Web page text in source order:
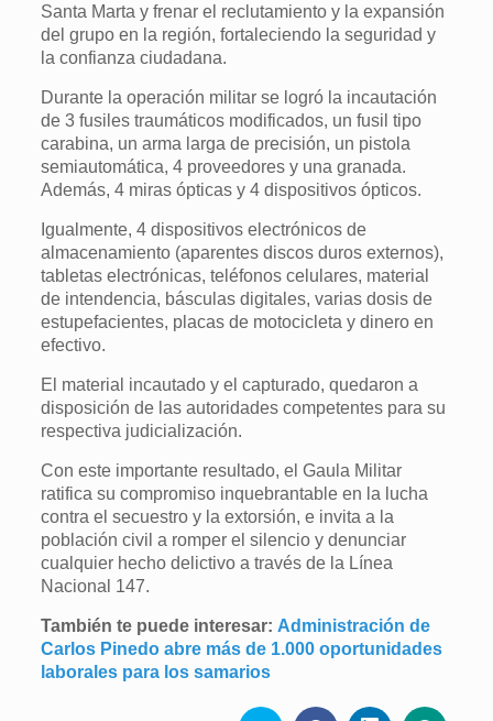
Santa Marta y frenar el reclutamiento y la expansión
del grupo en la región, fortaleciendo la seguridad y
la confianza ciudadana.
Durante la operación militar se logró la incautación
de 3 fusiles traumáticos modificados, un fusil tipo
carabina, un arma larga de precisión, un pistola
semiautomática, 4 proveedores y una granada.
Además, 4 miras ópticas y 4 dispositivos ópticos.
Igualmente, 4 dispositivos electrónicos de
almacenamiento (aparentes discos duros externos),
tabletas electrónicas, teléfonos celulares, material
de intendencia, básculas digitales, varias dosis de
estupefacientes, placas de motocicleta y dinero en
efectivo.
El material incautado y el capturado, quedaron a
disposición de las autoridades competentes para su
respectiva judicialización.
Con este importante resultado, el Gaula Militar
ratifica su compromiso inquebrantable en la lucha
contra el secuestro y la extorsión, e invita a la
población civil a romper el silencio y denunciar
cualquier hecho delictivo a través de la Línea
Nacional 147.
También te puede interesar: Administración de
Carlos Pinedo abre más de 1.000 oportunidades
laborales para los samarios